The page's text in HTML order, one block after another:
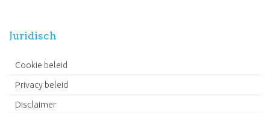
Juridisch
Cookie beleid
Privacy beleid
Disclaimer